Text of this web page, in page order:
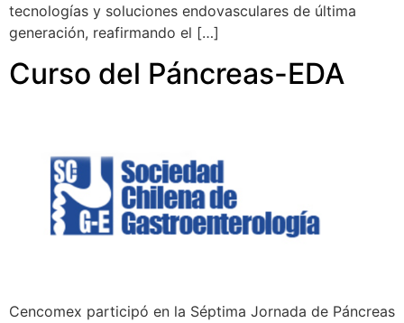
tecnologías y soluciones endovasculares de última
generación, reafirmando el […]
Curso del Páncreas-EDA
Cencomex participó en la Séptima Jornada de Páncreas